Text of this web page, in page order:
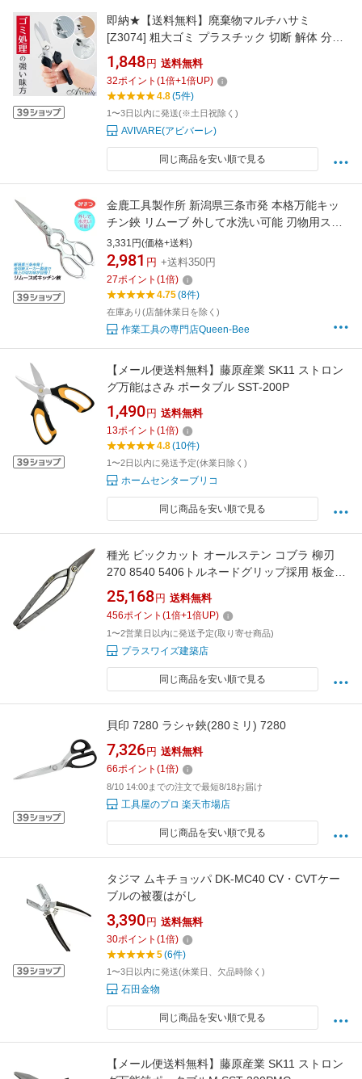
即納★【送料無料】廃棄物マルチハサミ
[Z3074] 粗大ゴミ プラスチック 切断 解体 分解
カーペット ジョイントマット 切れる 鋏 DIY 多
目的 便利 枝切りバサミ 大掃除 トタン 段ボール
ステンレス 錆びにくい ペットボトル ダンボー
ル 木の枝 絨毯 握りやすい はさみ
1,848 円 送料無料
32ポイント (1倍+1倍UP)
4.8(5件)
1〜3日以内に発送(※土日祝除く)
AVIVARE(アビバーレ)
同じ商品を安い順で見る
金鹿工具製作所 新潟県三条市発 本格万能キッ
チン鋏 リムーブ 外して水洗い可能 刃物用ステ
ンレス鋼 料理鋏 キッチンバサミ おしゃれ 煮沸
消毒可能 肉 野菜 包丁 栓抜き キャップオープナ
ー 缶切 燕三条 日本製 みまつ #522
3,331円(価格+送料)
2,981 円 +送料350円
27ポイント (1倍)
4.75(8件)
在庫あり(店舗休業日を除く)
作業工具の専門店Queen-Bee
【メール便送料無料】藤原産業 SK11 ストロン
グ万能はさみ ポータブル SST-200P
1,490 円 送料無料
13ポイント (1倍)
4.8(10件)
1〜2日以内に発送予定(休業日除く)
ホームセンターブリコ
同じ商品を安い順で見る
種光 ビックカット オールステン コブラ 柳刃
270 8540 5406トルネードグリップ採用 板金工
具 はさみ 鋏 タネミツ カSD
25,168 円 送料無料
456ポイント (1倍+1倍UP)
1〜2営業日以内に発送予定(取り寄せ商品)
プラスワイズ建築店
同じ商品を安い順で見る
貝印 7280 ラシャ鋏(280ミリ) 7280
7,326 円 送料無料
66ポイント (1倍)
8/10 14:00までの注文で最短8/18お届け
工具屋のプロ 楽天市場店
同じ商品を安い順で見る
タジマ ムキチョッパ DK-MC40 CV・CVTケー
ブルの被覆はがし
3,390 円 送料無料
30ポイント (1倍)
5(6件)
1〜3日以内に発送(休業日、欠品時除く)
石田金物
同じ商品を安い順で見る
【メール便送料無料】藤原産業 SK11 ストロン